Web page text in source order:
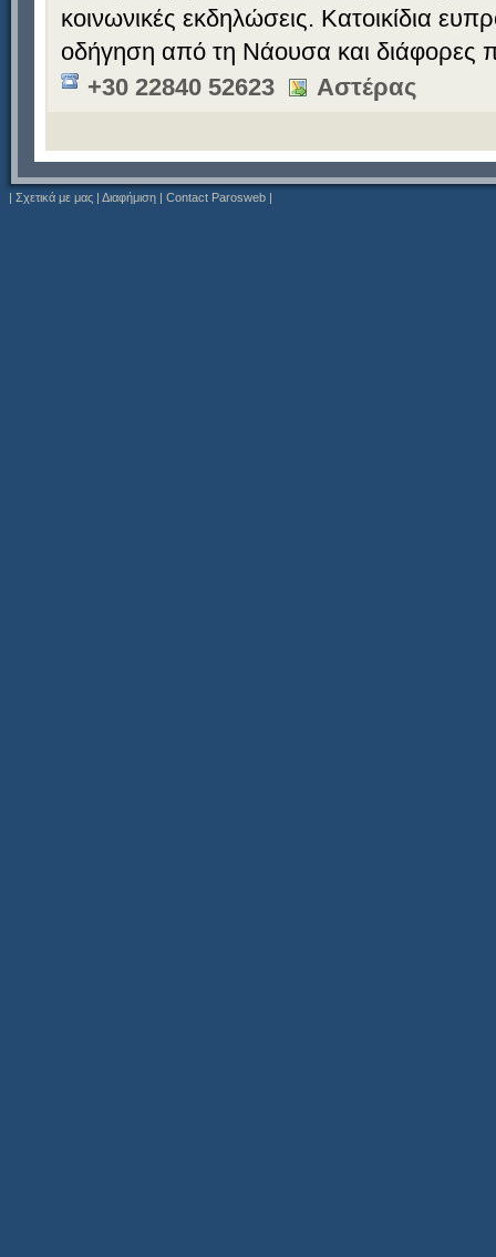
κοινωνικές εκδηλώσεις. Κατοικίδια
οδήγηση από τη Νάουσα και διάφορες
+30 22840 52623
Αστέρας
| Σχετικά με μας | Διαφήμιση | Contact Parosweb |